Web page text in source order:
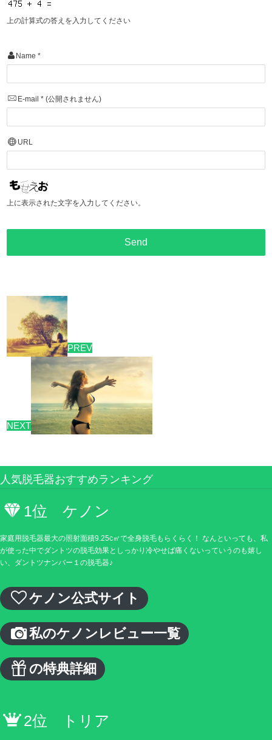
上の計算式の答えを入力してください
Name *
E-mail * (公開されません)
URL
上に表示された文字を入力してください。
PREV
NEXT
人気脱毛器おすすめランキング
1位 ケノン
家庭用脱毛器最大の照射面積9.25c㎡で全身脱毛もらくらく！ なんといっても、私
が使った中でダントツの脱毛効果としっかり冷やせば痛くないっていうのも嬉し
い、ダントツナンバー１の脱毛器♪
ケノン公式サイト
私のケノンレビュー一覧
の特典詳細
2位 トリア